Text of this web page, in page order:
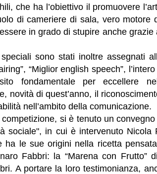
che ha l’obiettivo il promuovere
di cameriere di sala, vero motore
in grado di stupire anche
sono stati inoltre assegnati
“Miglior english speech”,
fondamentale per eccellere
novità di quest’anno, il
nell’ambito della comunicazione.
si è tenuto un
sociale", in cui è intervenuto
ha le sue origini nella ricetta
Fabbri: la “Marena con Frutto”
A portare la loro testimonianza,